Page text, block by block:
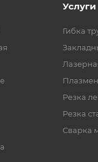
Услуги
Гибка
Резка
Резка
Сварка